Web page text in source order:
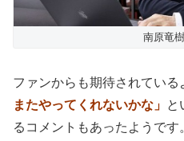
南原竜
ファンからも期待されている
またやってくれないかな」 と
るコメントもあったようです